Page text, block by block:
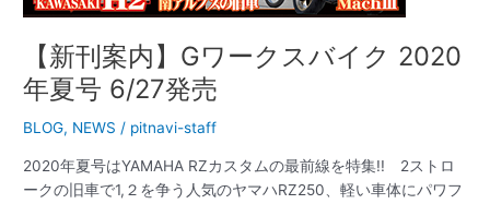
【新刊案内】Gワークスバイク 2020
年夏号 6/27発売
BLOG, NEWS / pitnavi-staff
2020年夏号はYAMAHA RZカスタムの最前線を特集!! 2ストロ
ークの旧車で1,２を争う人気のヤマハRZ250、軽い車体にパワフ